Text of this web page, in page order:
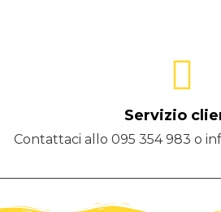
Servizio
Contattaci allo 095 354 983 o